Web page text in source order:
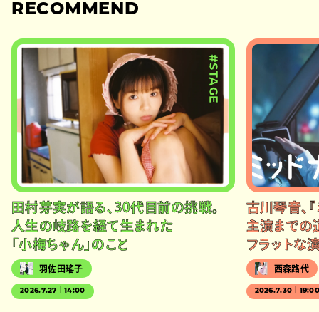
RECOMMEND
#STAGE
田村芽実が語る、30代目前の挑戦。
人生の岐路を経て生まれた
「小梅ちゃん」のこと
羽佐田瑤子
2026.7.27｜14:00
古川琴音、
主演までの
フラットな
西森路代
2026.7.30｜